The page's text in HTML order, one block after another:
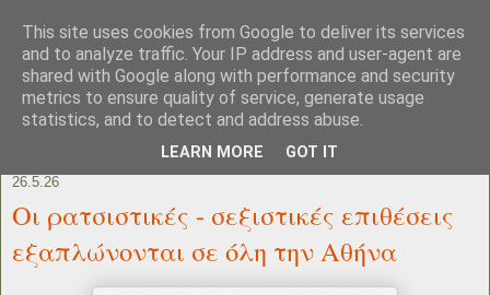
26.5.26
Οι ρατσιστικές - σεξιστικές επιθέσεις
εξαπλώνονται σε όλη την Αθήνα
This site uses cookies from Google to deliver its services
and to analyze traffic. Your IP address and user-agent are
shared with Google along with performance and security
metrics to ensure quality of service, generate usage
statistics, and to detect and address abuse.
LEARN MORE GOT IT